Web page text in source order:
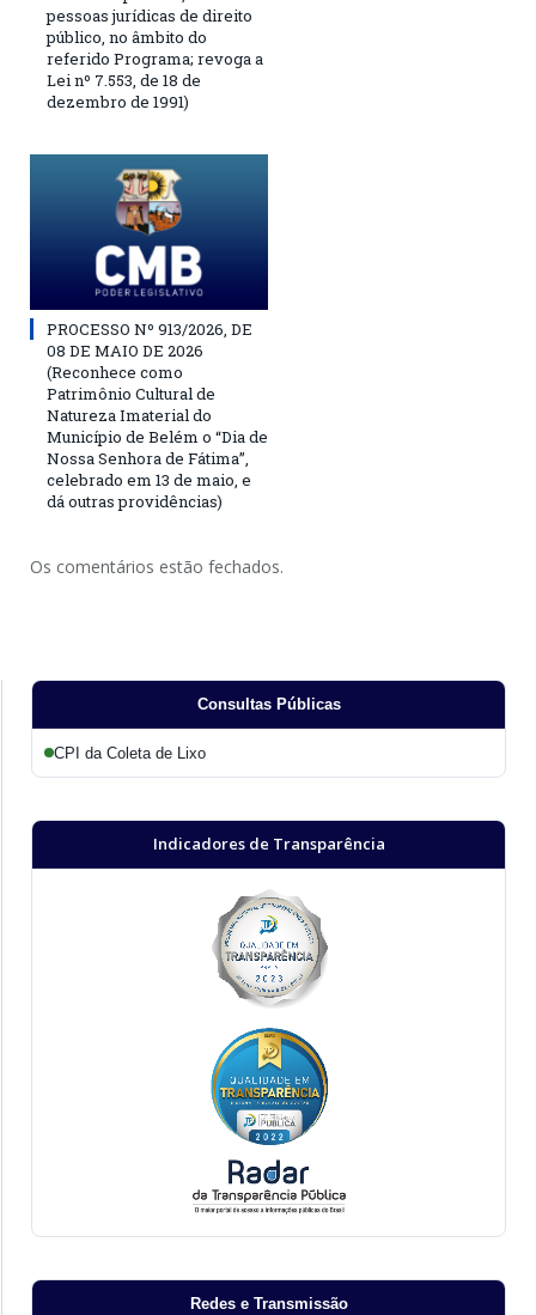
pessoas jurídicas de direito
público, no âmbito do
referido Programa; revoga a
Lei nº 7.553, de 18 de
dezembro de 1991)
PROCESSO Nº 913/2026, DE
08 DE MAIO DE 2026
(Reconhece como
Patrimônio Cultural de
Natureza Imaterial do
Município de Belém o “Dia de
Nossa Senhora de Fátima”,
celebrado em 13 de maio, e
dá outras providências)
Os comentários estão fechados.
Consultas Públicas
CPI da Coleta de Lixo
Indicadores de Transparência
Redes e Transmissão